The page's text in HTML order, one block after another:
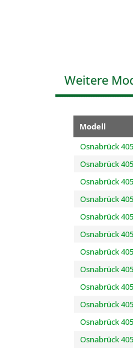
Weitere
Modell
Osnabrück
Osnabrück
Osnabrück
Osnabrück
Osnabrück
Osnabrück
Osnabrück
Osnabrück
Osnabrück
Osnabrück
Osnabrück
Osnabrück